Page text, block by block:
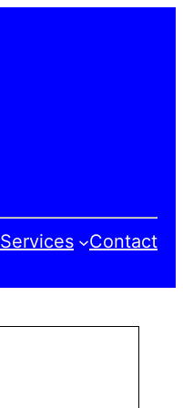
Services Contact